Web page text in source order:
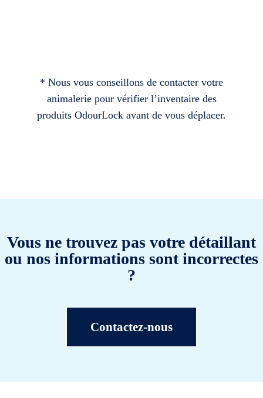
* Nous vous conseillons de contacter votre
animalerie pour vérifier l’inventaire des
produits OdourLock avant de vous déplacer.
Vous ne trouvez pas votre détaillant
ou nos informations sont incorrectes
?
Contactez-nous